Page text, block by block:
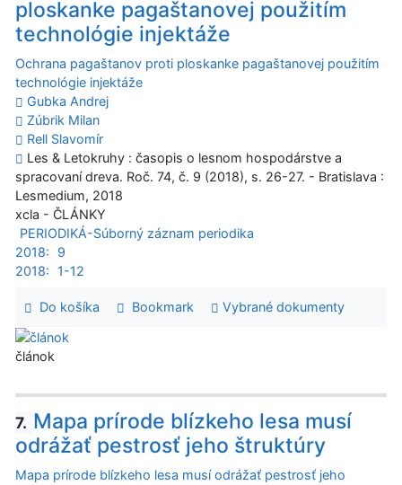
ploskanke pagaštanovej použitím
technológie injektáže
Ochrana pagaštanov proti ploskanke pagaštanovej použitím
technológie injektáže
Gubka Andrej
Zúbrik Milan
Rell Slavomír
Les & Letokruhy : časopis o lesnom hospodárstve a
spracovaní dreva. Roč. 74, č. 9 (2018), s. 26-27. - Bratislava :
Lesmedium, 2018
xcla - ČLÁNKY
PERIODIKÁ-Súborný záznam periodika
2018:
9
2018:
1-12
Do košíka Bookmark Vybrané dokumenty
článok
7. Mapa prírode blízkeho lesa musí
odrážať pestrosť jeho štruktúry
Mapa prírode blízkeho lesa musí odrážať pestrosť jeho